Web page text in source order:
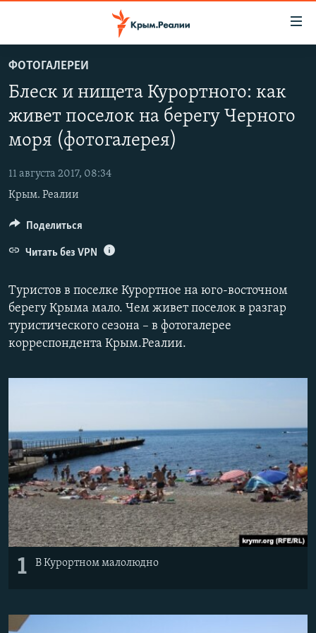
основному
содержанию
навигации
Вернутся
поиску
СПЕЦПРОЕКТЫ
КАРТА ВОЕННЫХ ОБЪЕКТОВ КРЫМА
11 ЛЕТ ОККУПАЦИИ КРЫМА. 11 ИСТОРИЙ СОПРОТИВЛЕНИЯ
ВОДА
ИСТОРИЯ
ЕЩЕ
ИНФОГРАФИКА
ТЕЛЕПРОЕКТ КРЫМ.РЕАЛИИ
ПРОПАВШИЕ БЕЗ ВЕСТИ
ПОБЕДИТЕЛЕЙ НЕ СУДЯТ?
ELIFBE
РАДІО СВОБОДА
КАК ОБОЙТИ БЛОКИРОВКУ
Qırımtatar
ПРИСОЕДИНЯЙТЕСЬ!
Все сайты RFE/RL
ФОТОГАЛЕРЕИ
Блеск и нищета Курортного: как
живет поселок на берегу Черного
моря (фотогалерея)
11 августа 2017, 08:34
Крым. Реалии
Туристов в поселке Курортное на юго-восточном
берегу Крыма мало. Чем живет поселок в разгар
туристического сезона – в фотогалерее
корреспондента Крым.Реалии.
1 В Курортном малолюдно
Поделиться
Читать без VPN